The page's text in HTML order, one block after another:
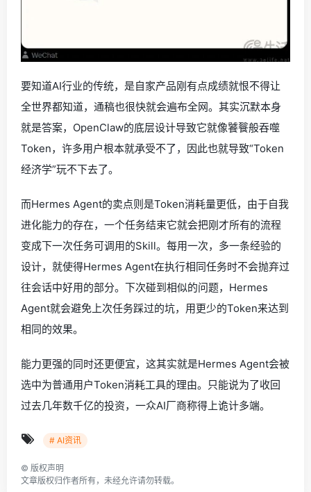
要知道AI行业的传统，是自家产品刚有点成绩就恨不得让
全世界都知道，通稿也很快就会遍布全网。其实沉默本身
就是答案，OpenClaw的底层设计导致它就像饕餮般吞噬
Token，许多用户根本就承受不了，因此也就导致“Token
经济学”玩不下去了。
而Hermes Agent的卖点则是Token消耗量更低，由于自我
进化能力的存在，一个任务结束它就会把刚才所有的流程
变成下一次任务可调用的Skill。每用一次，多一条经验的
设计，就使得Hermes Agent在执行相同任务时不会抛弃过
往会话中好用的部分。下次碰到相似的问题，Hermes
Agent就会避免上次任务踩过的坑，用更少的Token来达到
相同的效果。
能力更强的同时还更便宜，这其实就是Hermes Agent会被
选中为普通用户Token消耗工具的理由。只能说为了收回
过去几年数千亿的投资，一众AI厂商称得上诡计多端。
# AI资讯
© 版权声明
文章版权归作者所有，未经允许请勿转载。